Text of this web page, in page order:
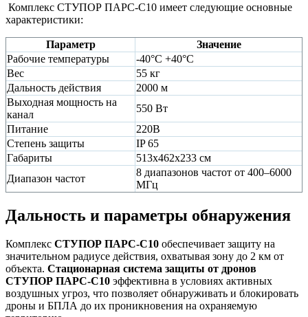
Комплекс СТУПОР ПАРС-С10 имеет следующие основные
характеристики:
Параметр
Значение
Рабочие температуры
-40°C +40°C
Вес
55 кг
Дальность действия
2000 м
Выходная мощность на
канал
550 Вт
Питание
220В
Степень защиты
IP 65
Габариты
513х462х233 см
Диапазон частот
8 диапазонов частот от 400–6000
МГц
Дальность и параметры обнаружения
Комплекс СТУПОР ПАРС-С10 обеспечивает защиту на
значительном радиусе действия, охватывая зону до 2 км от
объекта. Стационарная система защиты от дронов
СТУПОР ПАРС-С10 эффективна в условиях активных
воздушных угроз, что позволяет обнаруживать и блокировать
дроны и БПЛА до их проникновения на охраняемую